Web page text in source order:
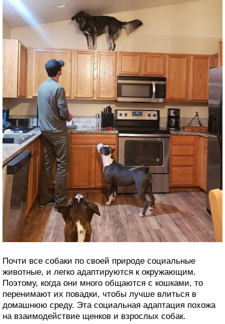
Почти все собаки по своей природе социальные
животные, и легко адаптируются к окружающим.
Поэтому, когда они много общаются с кошками, то
перенимают их повадки, чтобы лучше влиться в
домашнюю среду. Эта социальная адаптация похожа
на взаимодействие щенков и взрослых собак.